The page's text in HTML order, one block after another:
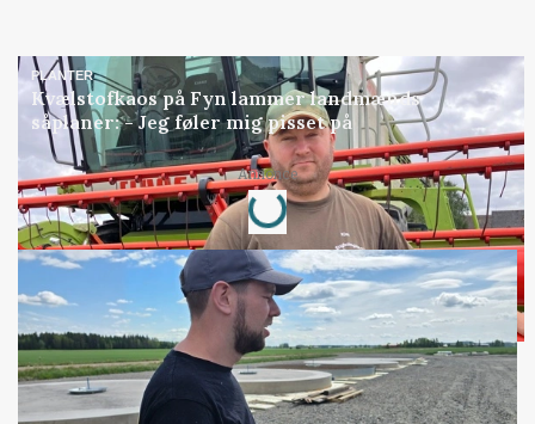
PLANTER
Kvælstofkaos på Fyn lammer landmænds
såplaner: - Jeg føler mig pisset på
Annonce
Loading...